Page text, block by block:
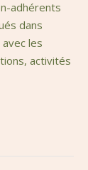
adhérents
dans
les
activités